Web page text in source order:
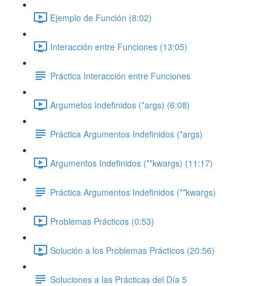
Ejemplo de Función (8:02)
Interacción entre Funciones (13:05)
Práctica Interacción entre Funciones
Argumetos Indefinidos (*args) (6:08)
Práctica Argumentos Indefinidos (*args)
Argumentos Indefinidos (**kwargs) (11:17)
Práctica Argumentos Indefinidos (**kwargs)
Problemas Prácticos (0:53)
Solución a los Problemas Prácticos (20:56)
Soluciones a las Prácticas del Día 5